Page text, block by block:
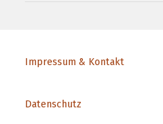
Impressum & Kontakt
Datenschutz